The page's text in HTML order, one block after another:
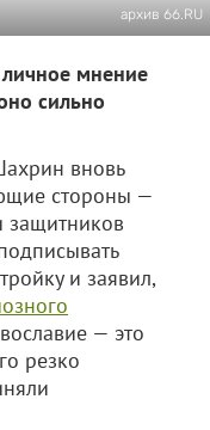
архив 66.RU
личное мнение
сильно
вновь
стороны —
защитников
и заявил,
— это
резко